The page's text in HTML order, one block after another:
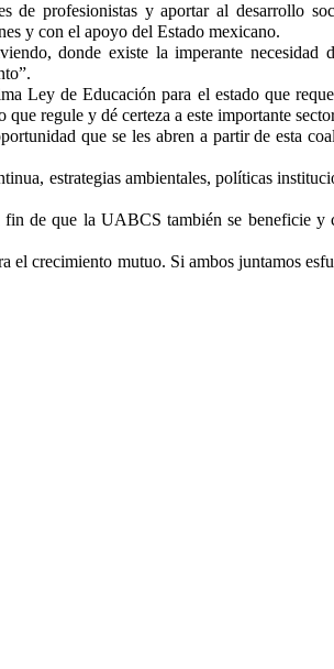
de profesionistas y aportar al desarrollo
y con el apoyo del Estado mexicano.
donde existe la imperante necesidad
Ley de Educación para el estado que
regule y dé certeza a este importante
que se les abren a partir de esta
estrategias ambientales, políticas
de que la UABCS también se beneficie y
el crecimiento mutuo. Si ambos juntamos